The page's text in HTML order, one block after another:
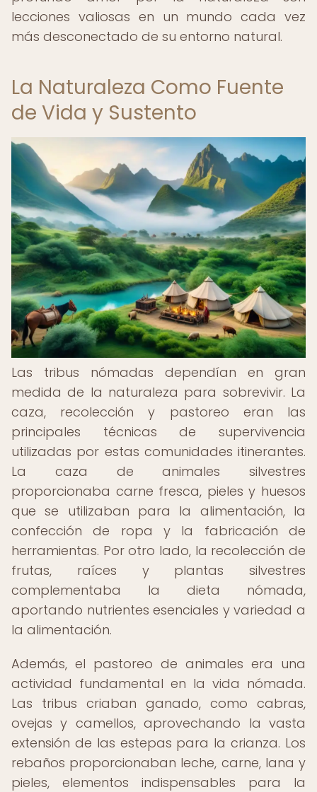
lecciones valiosas en un mundo cada vez
más desconectado de su entorno natural.
La Naturaleza Como Fuente
de Vida y Sustento
Las tribus nómadas dependían en gran
medida de la naturaleza para sobrevivir. La
caza, recolección y pastoreo eran las
principales técnicas de supervivencia
utilizadas por estas comunidades itinerantes.
La caza de animales silvestres
proporcionaba carne fresca, pieles y huesos
que se utilizaban para la alimentación, la
confección de ropa y la fabricación de
herramientas. Por otro lado, la recolección de
frutas, raíces y plantas silvestres
complementaba la dieta nómada,
aportando nutrientes esenciales y variedad a
la alimentación.
Además, el pastoreo de animales era una
actividad fundamental en la vida nómada.
Las tribus criaban ganado, como cabras,
ovejas y camellos, aprovechando la vasta
extensión de las estepas para la crianza. Los
rebaños proporcionaban leche, carne, lana y
pieles, elementos indispensables para la